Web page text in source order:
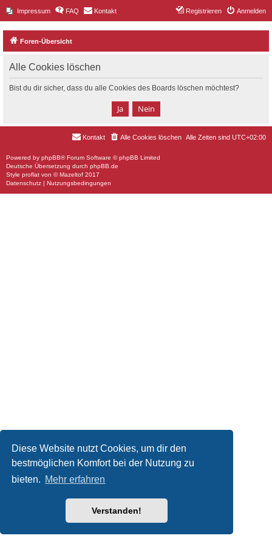
Diese Website nutzt Cookies, um dir den
bestmöglichen Komfort bei der Nutzung zu
bieten. Mehr erfahren
Verstanden!
Impressum FAQ Kontakt Anmelden
Registrieren
Foren-Übersicht
Alle Cookies löschen
Bist du dir sicher, dass du alle Cookies des Boards löschen möchtest?
Alle Zeiten sind UTC+02:00
Alle Cookies löschen
Kontakt
Powered by phpBB® Forum Software © phpBB Limited
Deutsche Übersetzung durch phpBB.de
Style proflat von ©Mazeltof 2017
Datenschutz | Nutzungsbedingungen